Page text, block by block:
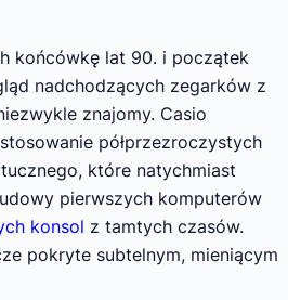
końcówkę lat 90. i początek
nadchodzących zegarków z
znajomy. Casio
półprzezroczystych
które natychmiast
pierwszych komputerów
konsol z tamtych czasów.
pokryte subtelnym, mieniącym